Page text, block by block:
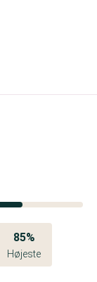
85%
Højeste